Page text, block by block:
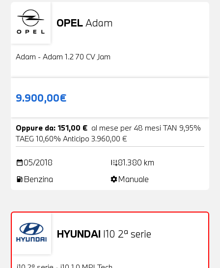
OPELAdam
Usato
Adam - Adam 1.2 70 CV Jam
9.900,00€
Oppure da: 151,00 € al mese per 48 mesi TAN 9,95%
TAEG 10,60% Anticipo 3.960,00 €
date_range05/2018 add_road81.380 km
local_gas_station Benzina settingsManuale
HYUNDAI I10 2ª serie
Usato